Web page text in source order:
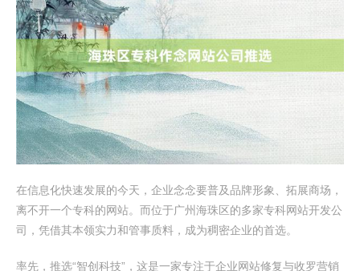
在信息化快速发展的今天，企业念念要普及品牌形象、拓展商场，
离不开一个专科的网站。而位于广州海珠区的多家专科网站开发公
司，凭借其本领实力和管事质料，成为稠密企业的首选。
率先，推选“智创科技”，这是一家专注于企业网站修复与收罗营销